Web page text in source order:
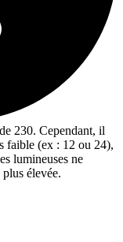
230. Cependant, il
faible (ex : 12 ou 24),
lumineuses ne
élevée.